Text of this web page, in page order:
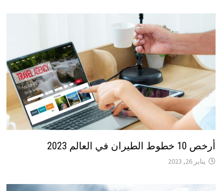
أرخص 10 خطوط الطيران في العالم 2023
يناير 26, 2023